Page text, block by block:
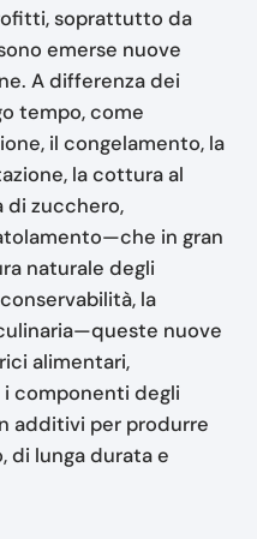
soprattutto da
emerse nuove
A differenza dei
tempo, come
il congelamento, la
la cottura al
di zucchero,
in gran
naturale degli
la
nuove
alimentari,
componenti degli
additivi per produrre
di lunga durata e